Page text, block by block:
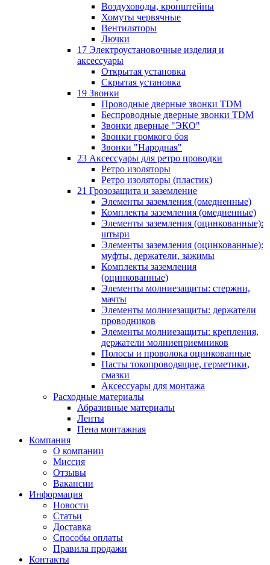
Воздуховоды, кронштейны
Хомуты червячные
Вентиляторы
Лючки
17 Электроустановочные изделия и
аксессуары
Открытая установка
Скрытая установка
19 Звонки
Проводные дверные звонки TDM
Беспроводные дверные звонки TDM
Звонки дверные "ЭКО"
Звонки громкого боя
Звонки "Народная"
23 Аксессуары для ретро проводки
Ретро изоляторы
Ретро изоляторы (пластик)
21 Грозозащита и заземление
Элементы заземления (омедненные)
Комплекты заземления (омедненные)
Элементы заземления (оцинкованные):
штыри
Элементы заземления (оцинкованные):
муфты, держатели, зажимы
Комплекты заземления
(оцинкованные)
Элементы молниезащиты: стержни,
мачты
Элементы молниезащиты: держатели
проводников
Элементы молниезащиты: крепления,
держатели молниеприемников
Полосы и проволока оцинкованные
Пасты токопроводящие, герметики,
смазки
Аксессуары для монтажа
Расходные материалы
Абразивные материалы
Ленты
Пена монтажная
Компания
О компании
Миссия
Отзывы
Вакансии
Информация
Новости
Статьи
Доставка
Способы оплаты
Правила продажи
Контакты